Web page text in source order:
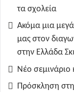
τα σχολεία
Ακόμα μια
μας στον
στην Ελλάδα
Νέο σεμινάριο
Πρόσκληση